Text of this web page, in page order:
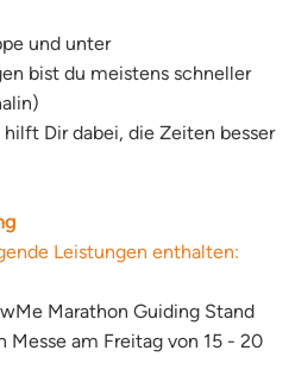
und unter
bist du meistens schneller
hilft Dir dabei, die Zeiten besser
Leistungen enthalten:
Marathon Guiding Stand
Messe am Freitag von 15 - 20